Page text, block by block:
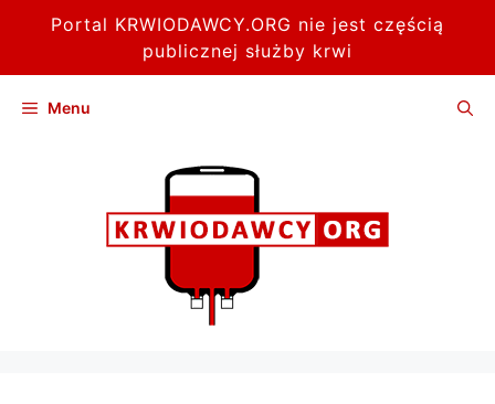
Portal KRWIODAWCY.ORG nie jest częścią
publicznej służby krwi
Menu